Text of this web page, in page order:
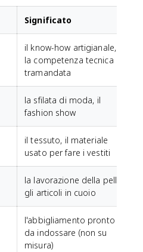
Significato
il know-how artigianale,
la competenza tecnica
tramandata
la sfilata di moda, il
fashion show
il tessuto, il materiale
usato per fare i vestiti
la lavorazione della pelle,
gli articoli in cuoio
l'abbigliamento pronto
da indossare (non su
misura)